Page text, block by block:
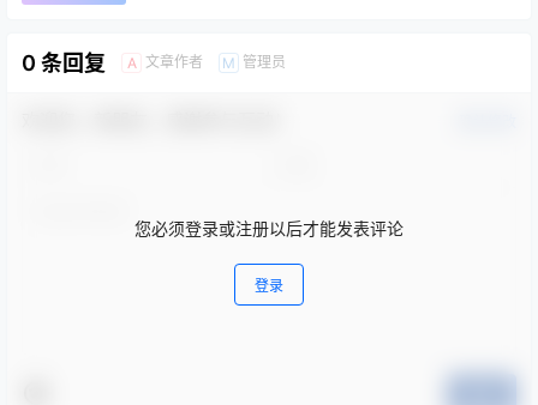
0 条回复 A 文章作者 M 管理员
您必须登录或注册以后才能发表评论
登录